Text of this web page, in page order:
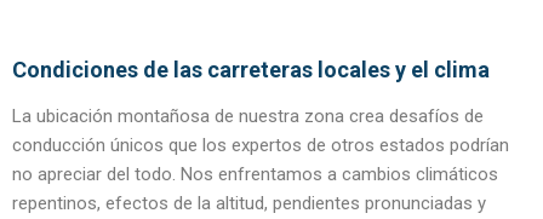
Condiciones de las carreteras locales y el clima
La ubicación montañosa de nuestra zona crea desafíos de
conducción únicos que los expertos de otros estados podrían
no apreciar del todo. Nos enfrentamos a cambios climáticos
repentinos, efectos de la altitud, pendientes pronunciadas y